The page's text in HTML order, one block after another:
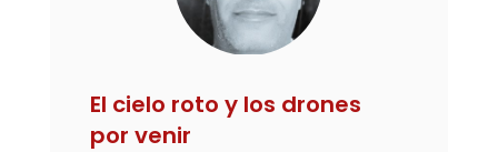
El cielo roto y los drones
por venir